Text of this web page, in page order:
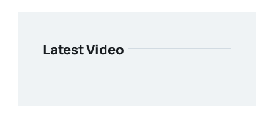
Latest Video